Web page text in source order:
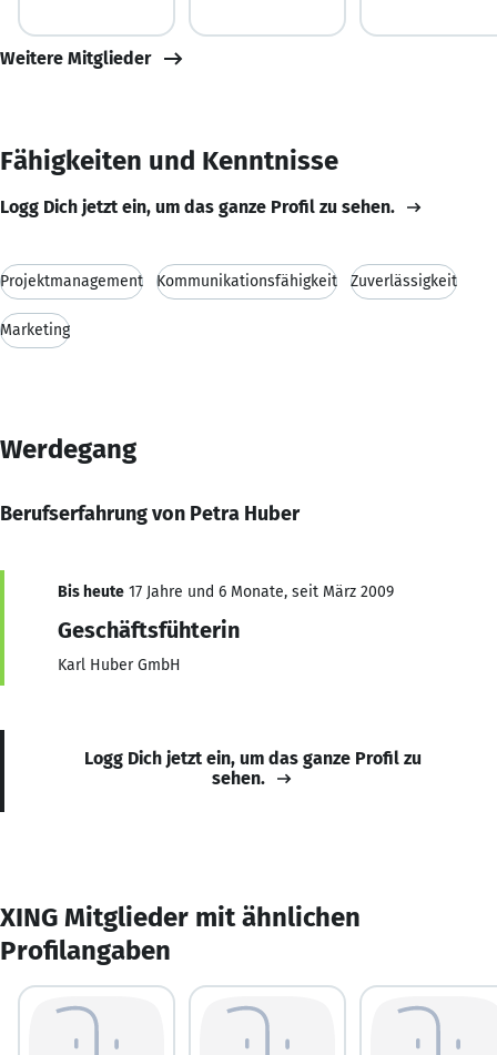
Weitere Mitglieder
Fähigkeiten und Kenntnisse
Logg Dich jetzt ein, um das ganze Profil zu sehen.
Projektmanagement Kommunikationsfähigkeit Zuverlässigkeit
Marketing
Werdegang
Berufserfahrung von Petra Huber
Bis heute 17 Jahre und 6 Monate, seit März 2009
Geschäftsfühterin
Karl Huber GmbH
Logg Dich jetzt ein, um das ganze Profil zu
sehen.
XING Mitglieder mit ähnlichen
Profilangaben